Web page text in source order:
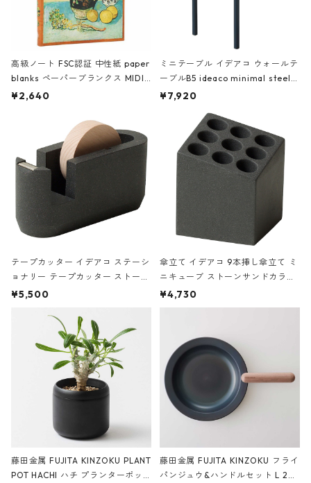
高級ノート FSC認証 中性紙 paper
blanks ペーパーブランクス MIDI
ハードカバー 罫線 ヴァン・ゴッホ
¥2,640
ミニテーブル イデアコ ウォールテ
ーブルB5 ideaco minimal steel f
urniture WALL Table B5 ネイビー
¥7,920
テープカッター イデアコ ステーシ
ョナリー テープカッター ストーン
サンドカラー 石調 ideaco Station
¥5,500
傘立て イデアコ 9本挿し傘立て ミ
ニキューブ ストーンサンドカラー
石調 ideaco Umbrella Stand CUB
E ストーンサンドブラック
¥4,730
藤田金属 FUJITA KINZOKU PLANT
POT HACHI ハチ プランターポッ
藤田金属 FUJITA KINZOKU フライ
パンジュウ&ハンドルセット L 24c